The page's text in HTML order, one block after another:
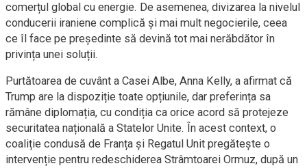
comerțul global cu energie. De asemenea, divizarea la nivelul
conducerii iraniene complică și mai mult negocierile, ceea
ce îl face pe președinte să devină tot mai nerăbdător în
privința unei soluții.
Purtătoarea de cuvânt a Casei Albe, Anna Kelly, a afirmat că
Trump are la dispoziție toate opțiunile, dar preferința sa
rămâne diplomația, cu condiția ca orice acord să protejeze
securitatea națională a Statelor Unite. În acest context, o
coaliție condusă de Franța și Regatul Unit pregătește o
intervenție pentru redeschiderea Strâmtoarei Ormuz, după un